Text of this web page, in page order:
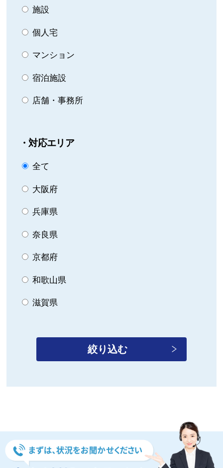
施設
個人宅
マンション
宿泊施設
店舗・事務所
・対応エリア
全て
大阪府
兵庫県
奈良県
京都府
和歌山県
滋賀県